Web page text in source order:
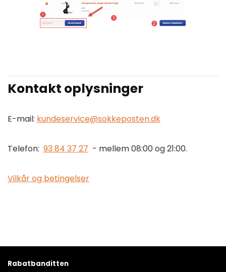
Kontakt oplysninger
E-mail: kundeservice@sokkeposten.dk
Telefon: 93 84 37 27 - mellem 08:00 og 21:00.
Vilkår og betingelser
Rabatbanditten